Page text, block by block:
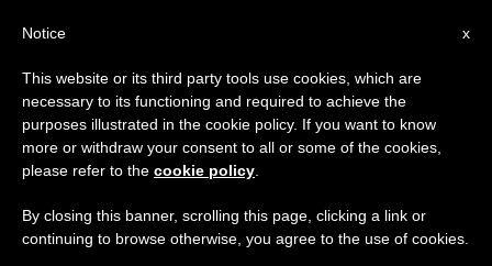
ETIQUETA
Posts Tagged
‘encuentro Ecumenico’
×
Aviso importante
Del 27 de julio al 7 de agosto haremos la pausa
anual, aprovechando que en el periodo de verano
se generan menos informaciones y también el
x
Notice
This website or its third party tools use cookies, which are
necessary to its functioning and required to achieve the
purposes illustrated in the cookie policy. If you want to know
more or withdraw your consent to all or some of the cookies,
please refer to the cookie policy
By closing this banner, scrolling this page, clicking a link or
continuing to browse otherwise, you agree to the use of cookies.